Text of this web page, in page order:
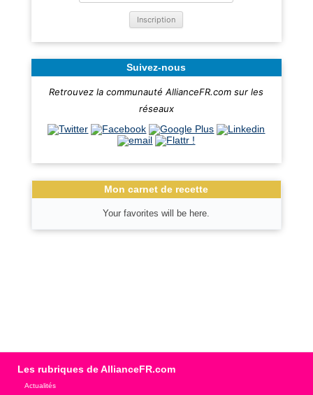
Suivez-nous
Retrouvez la communauté AllianceFR.com sur les
réseaux
Mon carnet de recette
Your favorites will be here.
Les rubriques de AllianceFR.com
Actualités